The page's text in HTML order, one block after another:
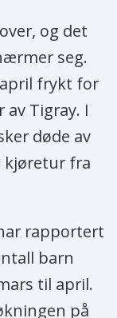
og det
seg.
frykt for
Tigray. I
døde av
kjøretur fra
rapportert
barn
til april.
på